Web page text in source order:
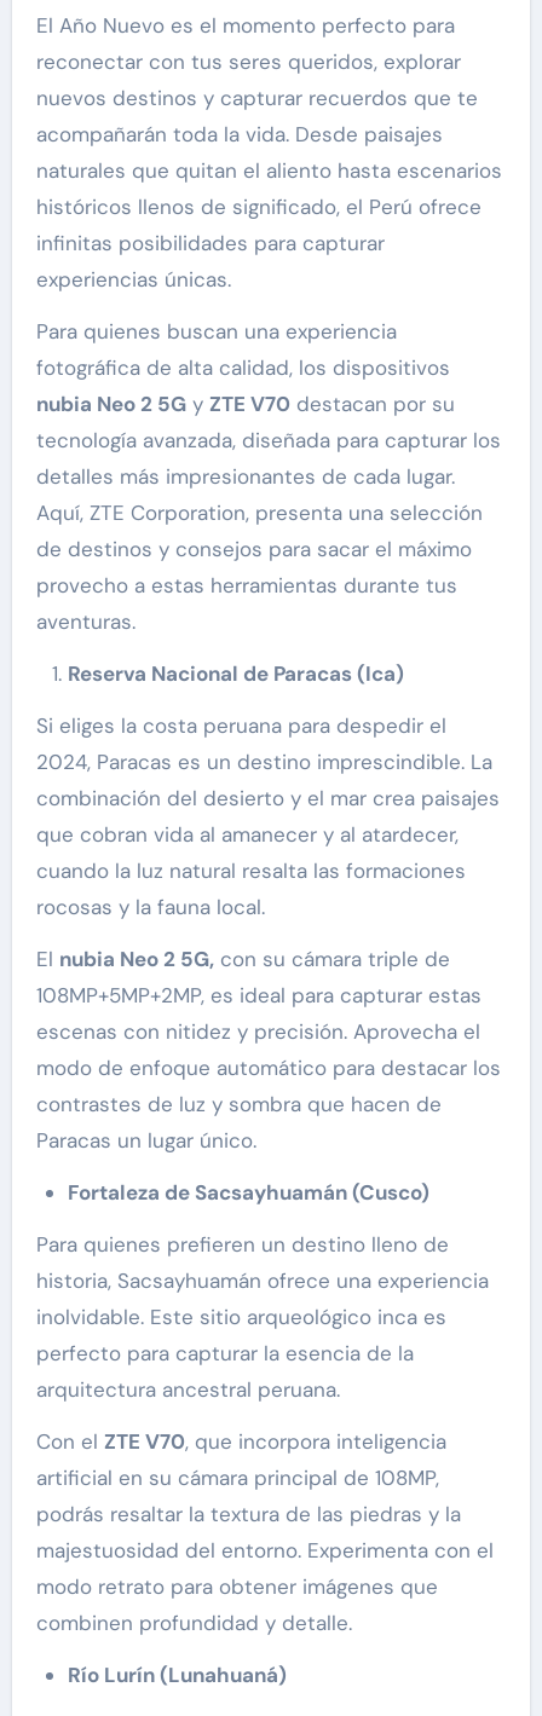
El Año Nuevo es el momento perfecto para
reconectar con tus seres queridos, explorar
nuevos destinos y capturar recuerdos que te
acompañarán toda la vida. Desde paisajes
naturales que quitan el aliento hasta escenarios
históricos llenos de significado, el Perú ofrece
infinitas posibilidades para capturar
experiencias únicas.
Para quienes buscan una experiencia
fotográfica de alta calidad, los dispositivos
nubia Neo 2 5Gy ZTE V70 destacan por su
tecnología avanzada, diseñada para capturar los
detalles más impresionantes de cada lugar.
Aquí, ZTE Corporation, presenta una selección
de destinos y consejos para sacar el máximo
provecho a estas herramientas durante tus
aventuras.
Reserva Nacional de Paracas (Ica)
Si eliges la costa peruana para despedir el
2024, Paracas es un destino imprescindible. La
combinación del desierto y el mar crea paisajes
que cobran vida al amanecer y al atardecer,
cuando la luz natural resalta las formaciones
rocosas y la fauna local.
El nubia Neo 2 5G,con su cámara triple de
108MP+5MP+2MP, es ideal para capturar estas
escenas con nitidez y precisión. Aprovecha el
modo de enfoque automático para destacar los
contrastes de luz y sombra que hacen de
Paracas un lugar único.
Fortaleza de Sacsayhuamán (Cusco)
Para quienes prefieren un destino lleno de
historia, Sacsayhuamán ofrece una experiencia
inolvidable. Este sitio arqueológico inca es
perfecto para capturar la esencia de la
arquitectura ancestral peruana.
Con el ZTE V70, que incorpora inteligencia
artificial en su cámara principal de 108MP,
podrás resaltar la textura de las piedras y la
majestuosidad del entorno. Experimenta con el
modo retrato para obtener imágenes que
combinen profundidad y detalle.
Río Lurín (Lunahuaná)